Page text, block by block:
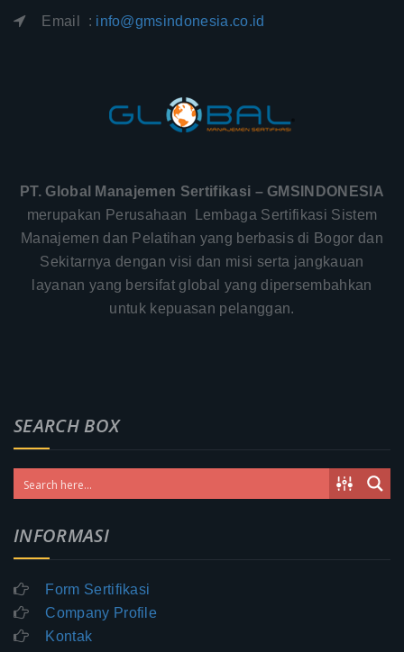
Email : info@gmsindonesia.co.id
PT. Global Manajemen Sertifikasi – GMSINDONESIA
merupakan Perusahaan Lembaga Sertifikasi Sistem
Manajemen dan Pelatihan yang berbasis di Bogor dan
Sekitarnya dengan visi dan misi serta jangkauan
layanan yang bersifat global yang dipersembahkan
untuk kepuasan pelanggan.
SEARCH BOX
INFORMASI
Form Sertifikasi
Company Profile
Kontak